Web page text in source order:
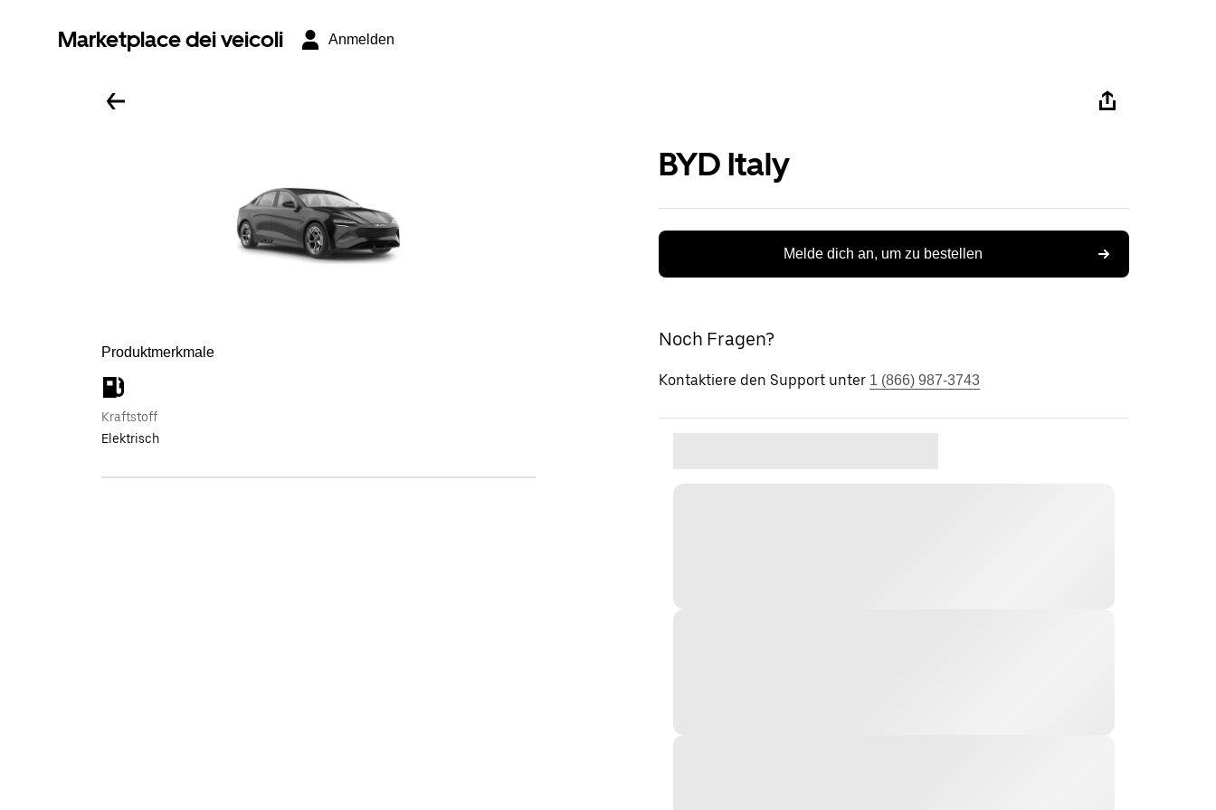
Marketplace dei veicoli Anmelden
Produktmerkmale
Kraftstoff
Elektrisch
BYD Italy
Melde dich an, um zu bestellen
Noch Fragen?
Kontaktiere den Support unter 1 (866) 987-3743